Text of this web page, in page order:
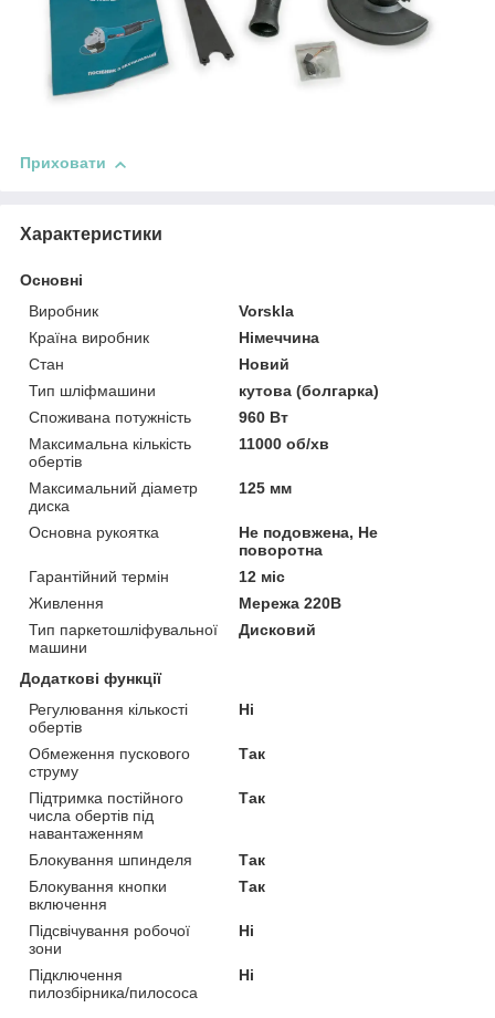
Приховати
Характеристики
Основні
Виробник
Vorskla
Країна виробник
Німеччина
Стан
Новий
Тип шліфмашини
кутова (болгарка)
Споживана потужність
960 Вт
Максимальна кількість
обертів
11000 об/хв
Максимальний діаметр
диска
125 мм
Основна рукоятка
Не подовжена, Не
поворотна
Гарантійний термін
12 міс
Живлення
Мережа 220В
Тип паркетошліфувальної
машини
Дисковий
Додаткові функції
Регулювання кількості
обертів
Ні
Обмеження пускового
струму
Так
Підтримка постійного
числа обертів під
навантаженням
Так
Блокування шпинделя
Так
Блокування кнопки
включення
Так
Підсвічування робочої
зони
Ні
Підключення
пилозбірника/пилососа
Ні